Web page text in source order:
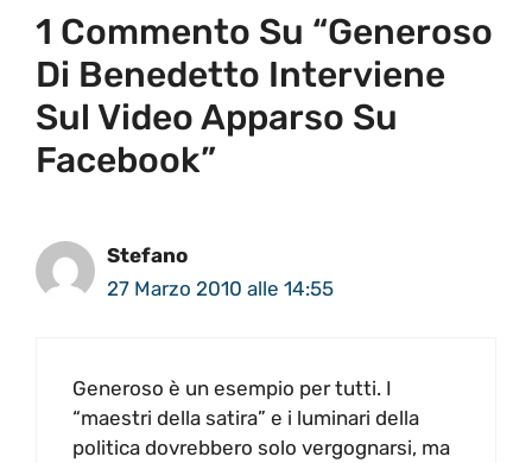
1 Commento Su “Generoso
Di Benedetto Interviene
Sul Video Apparso Su
Facebook”
Stefano
27 Marzo 2010 alle 14:55
Generoso è un esempio per tutti. I
“maestri della satira” e i luminari della
politica dovrebbero solo vergognarsi, ma